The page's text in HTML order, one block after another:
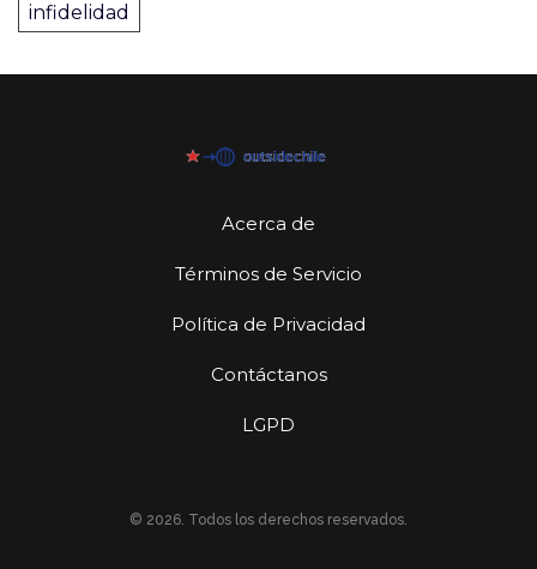
infidelidad
Acerca de
Términos de Servicio
Política de Privacidad
Contáctanos
LGPD
© 2026. Todos los derechos reservados.